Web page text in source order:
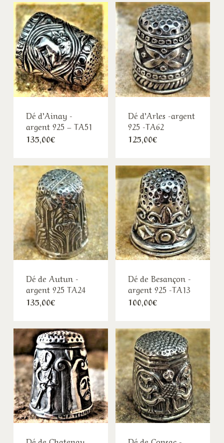
Dé d’Ainay -
argent 925 – TA51
135,00€
Dé d’Arles -argent
925 -TA62
125,00€
Dé de Autun -
argent 925 TA24
135,00€
Dé de Besançon -
argent 925 -TA13
100,00€